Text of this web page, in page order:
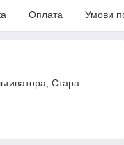
Оплата Умови
Стара